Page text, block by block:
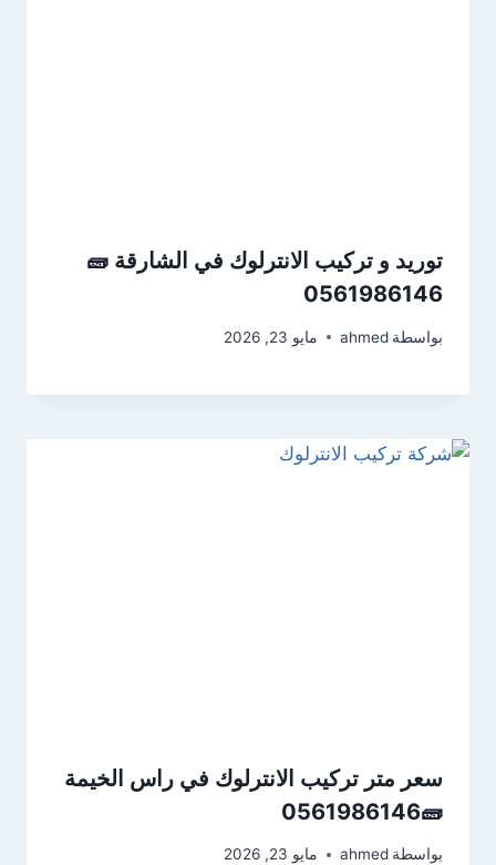
توريد و تركيب الانترلوك في الشارقة 🧱
0561986146
بواسطة ahmed مايو 23, 2026
سعر متر تركيب الانترلوك في راس الخيمة
🧱0561986146
بواسطة ahmed مايو 23, 2026